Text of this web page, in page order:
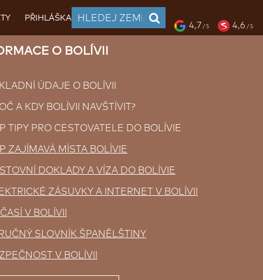
PŘIHLÁŠKA
4,7 / 5 4,6 / 5
O BOLÍVII
ÚDAJE O BOLÍVII
A KDY BOLÍVII NAVŠTÍVIT?
TIPY PRO CESTOVATELE DO BOLÍVIE
ZAJÍMAVÁ MÍSTA BOLÍVIE
DOKLADY A VÍZA DO BOLÍVIE
ZÁSUVKY A INTERNET V BOLÍVII
V BOLÍVII
SLOVNÍK ŠPANĚLŠTINY
V BOLÍVII